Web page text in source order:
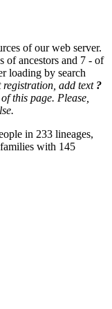
of our web server.
of ancestors and 7 - of
loading by search
registration, add text ?
this page. Please,
in 233 lineages,
with 145